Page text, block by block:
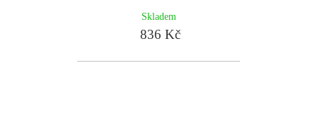
Skladem
836 Kč